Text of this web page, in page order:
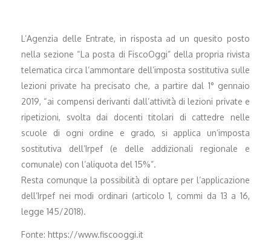
L’Agenzia delle Entrate, in risposta ad un quesito posto
nella sezione “La posta di FiscoOggi” della propria rivista
telematica circa l’ammontare dell’imposta sostitutiva sulle
lezioni private ha precisato che, a partire dal 1° gennaio
2019, “ai compensi derivanti dall’attività di lezioni private e
ripetizioni, svolta dai docenti titolari di cattedre nelle
scuole di ogni ordine e grado, si applica un’imposta
sostitutiva dell’Irpef (e delle addizionali regionale e
comunale) con l’aliquota del 15%”.
Resta comunque la possibilità di optare per l’applicazione
dell’Irpef nei modi ordinari (articolo 1, commi da 13 a 16,
legge 145/2018).
Fonte: https://www.fiscooggi.it